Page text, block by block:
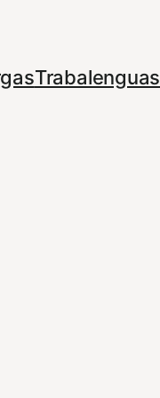
Trabalenguas